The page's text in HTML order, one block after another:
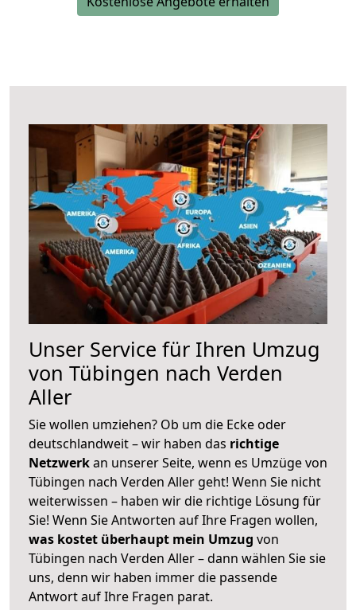
Unser Service für Ihren Umzug
von Tübingen nach Verden
Aller
Sie wollen umziehen? Ob um die Ecke oder
deutschlandweit – wir haben das richtige
Netzwerkan unserer Seite, wenn es Umzüge von
Tübingen nach Verden Aller geht! Wenn Sie nicht
weiterwissen – haben wir die richtige Lösung für
Sie! Wenn Sie Antworten auf Ihre Fragen wollen,
was kostet überhaupt mein Umzug von
Tübingen nach Verden Aller – dann wählen Sie sie
uns, denn wir haben immer die passende
Antwort auf Ihre Fragen parat.